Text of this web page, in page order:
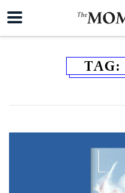
TAG: